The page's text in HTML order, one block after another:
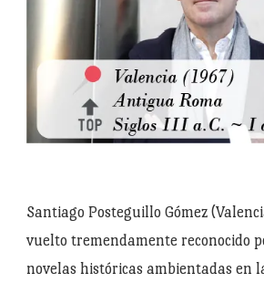
Santiago Posteguillo Gómez
vuelto tremendamente reconocido
novelas históricas ambientadas en